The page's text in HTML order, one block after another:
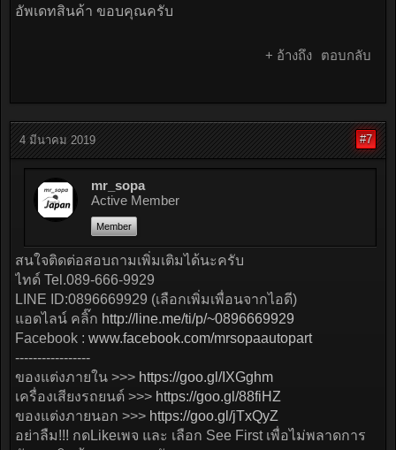
อัพเดทสินค้า ขอบคุณครับ
+ อ้างถึง ตอบกลับ
4 มีนาคม 2019 #7
mr_sopa
Active Member
Member
สนใจติดต่อสอบถามเพิ่มเติมได้นะครับ
ไทด์ Tel.089-666-9929
LINE ID:0896669929 (เลือกเพิ่มเพื่อนจากไอดี)
แอดไลน์ คลิ๊ก http://line.me/ti/p/~0896669929
Facebook : www.facebook.com/mrsopaautopart
-----------------
ของแต่งภายใน >>> https://goo.gl/IXGghm
เครื่องเสียงรถยนต์ >>> https://goo.gl/88fiHZ
ของแต่งภายนอก >>> https://goo.gl/jTxQyZ
อย่าลืม!!! กดLikeเพจ และ เลือก See First เพื่อไม่พลาดการ